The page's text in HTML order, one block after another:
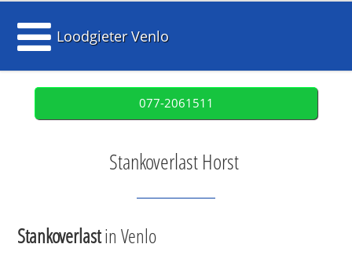
Loodgieter Venlo
077-2061511
Stankoverlast Horst
Stankoverlastin Venlo